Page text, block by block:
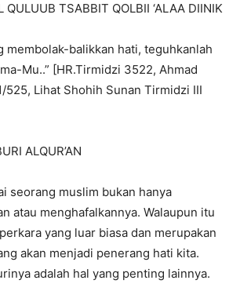
QULUUB TSABBIT QOLBII ‘ALAA DIINIK
membolak-balikkan hati, teguhkanlah
Mu..” [HR.Tirmidzi 3522, Ahmad
525, Lihat Shohih Sunan Tirmidzi III
ALQUR’AN
seorang muslim bukan hanya
atau menghafalkannya. Walaupun itu
yang luar biasa dan merupakan
akan menjadi penerang hati kita.
adalah hal yang penting lainnya.